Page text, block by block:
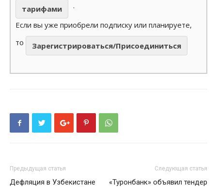
тарифами
.
Если вы уже приобрели подписку или планируете,
то
Зарегистрироваться/Присоединиться
Предыдущая статья
Дефляция в Узбекистане
Следующая статья
«Туронбанк» объявил тендер